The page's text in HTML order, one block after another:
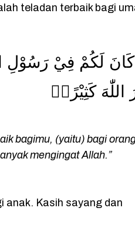
teladan terbaik bagi
لَكُمْ فِيْ رَسُوْلِ
اللّٰهَ كَثِيْرًاۗ
bagimu, (yaitu) bagi
mengingat Allah.”
anak. Kasih sayang dan